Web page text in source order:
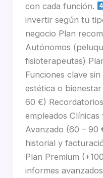
con cada función.
invertir según tu
negocio Plan
Autónomos
fisioterapeutas)
Funciones clave
estética o
60 €)
empleados Clínicas
Avanzado (60 – 90
historial y
Plan Premium
informes